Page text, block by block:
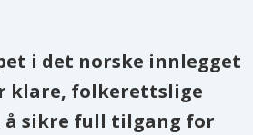
i det norske innlegget
klare, folkerettslige
sikre full tilgang for